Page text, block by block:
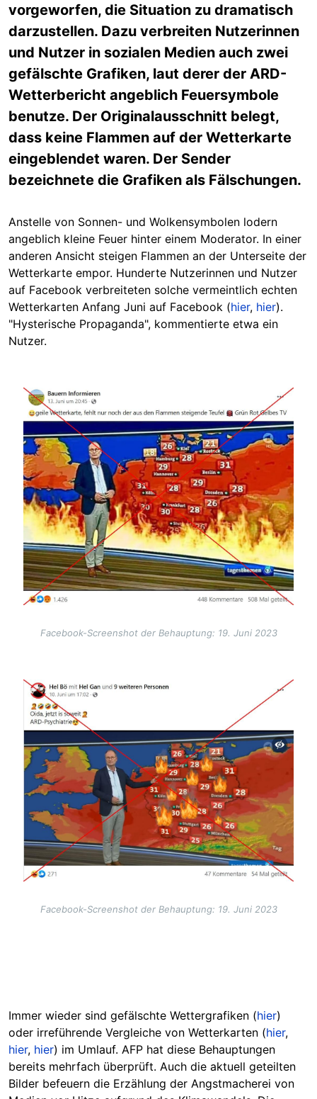
vorgeworfen, die Situation zu dramatisch
darzustellen. Dazu verbreiten Nutzerinnen
und Nutzer in sozialen Medien auch zwei
gefälschte Grafiken, laut derer der ARD-
Wetterbericht angeblich Feuersymbole
benutze. Der Originalausschnitt belegt,
dass keine Flammen auf der Wetterkarte
eingeblendet waren. Der Sender
bezeichnete die Grafiken als Fälschungen.
Anstelle von Sonnen- und Wolkensymbolen lodern
angeblich kleine Feuer hinter einem Moderator. In einer
anderen Ansicht steigen Flammen an der Unterseite der
Wetterkarte empor. Hunderte Nutzerinnen und Nutzer
auf Facebook verbreiteten solche vermeintlich echten
Wetterkarten Anfang Juni auf Facebook (hier, hier).
"Hysterische Propaganda", kommentierte etwa ein
Nutzer.
Image
Facebook-Screenshot der Behauptung: 19. Juni 2023
Image
Facebook-Screenshot der Behauptung: 19. Juni 2023
Immer wieder sind gefälschte Wettergrafiken (hier)
oder irreführende Vergleiche von Wetterkarten (hier,
hier, hier) im Umlauf. AFP hat diese Behauptungen
bereits mehrfach überprüft. Auch die aktuell geteilten
Bilder befeuern die Erzählung der Angstmacherei von